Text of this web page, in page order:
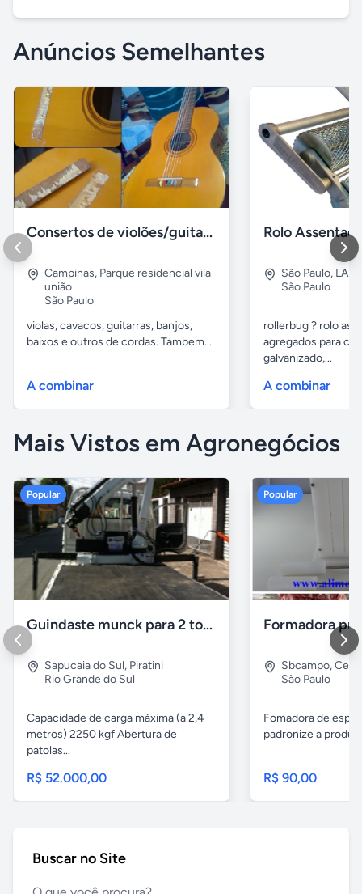
Anúncios Semelhantes
Consertos de violões/guitarras e outros de cordas
Campinas, Parque residencial vila
união
São Paulo
violas, cavacos, guitarras, banjos,
baixos e outros de cordas. Tambem...
A combinar
São Paulo, LAPA
São Paulo
rollerbug ? rolo
agregados para
galvanizado,...
A combinar
Mais Vistos em Agronegócios
Popular
Guindaste munck para 2 toneladas
Sapucaia do Sul, Piratini
Rio Grande do Sul
Capacidade de carga máxima (a 2,4
metros) 2250 kgf Abertura de
patolas...
R$ 52.000,00
Popular
Sbcampo,
São Paulo
Fomadora de
padronize a
R$ 90,00
Buscar no Site